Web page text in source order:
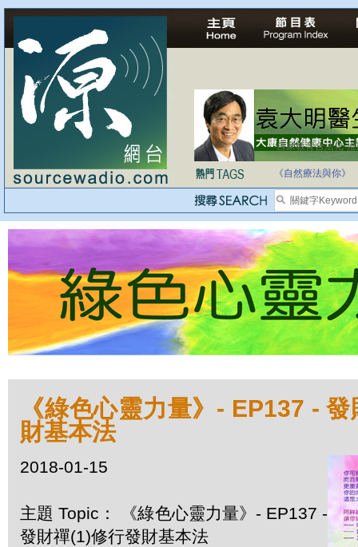
自家教育合法化-
《自然療法與你》
《綠色心靈力量》- EP137 -
財基本法
2018-01-15
主題 Topic： 《綠色心靈力量》- EP137 -
發財禪(1)修行發財基本法